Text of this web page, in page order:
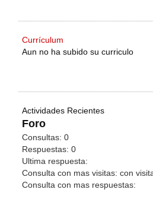
Currículum
Aun no ha subido su curriculo
Actividades Recientes
Foro
Consultas: 0
Respuestas: 0
Ultima respuesta:
Consulta con mas visitas: con
Consulta con mas respuestas: